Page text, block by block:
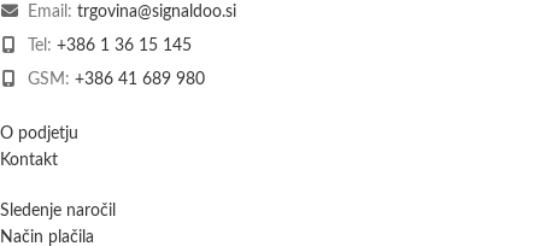
Email: trgovina@signaldoo.si
Tel: +386 1 36 15 145
GSM: +386 41 689 980
O podjetju
Kontakt
Sledenje naročil
Način plačila